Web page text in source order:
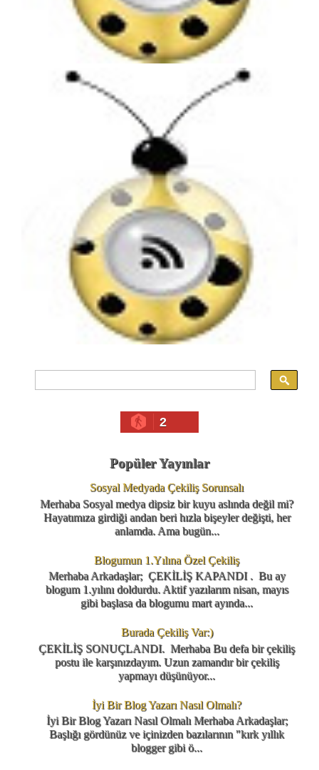
2
Popüler Yayınlar
Sosyal Medyada Çekiliş Sorunsalı
Merhaba Sosyal medya dipsiz bir kuyu aslında değil mi?
Hayatımıza girdiği andan beri hızla bişeyler değişti, her
anlamda. Ama bugün...
Blogumun 1.Yılına Özel Çekiliş
Merhaba Arkadaşlar; ÇEKİLİŞ KAPANDI . Bu ay
blogum 1.yılını doldurdu. Aktif yazılarım nisan, mayıs
gibi başlasa da blogumu mart ayında...
Burada Çekiliş Var:)
ÇEKİLİŞ SONUÇLANDI. Merhaba Bu defa bir çekiliş
postu ile karşınızdayım. Uzun zamandır bir çekiliş
yapmayı düşünüyor...
İyi Bir Blog Yazarı Nasıl Olmalı?
İyi Bir Blog Yazarı Nasıl Olmalı Merhaba Arkadaşlar;
Başlığı gördünüz ve içinizden bazılarının "kırk yıllık
blogger gibi ö...